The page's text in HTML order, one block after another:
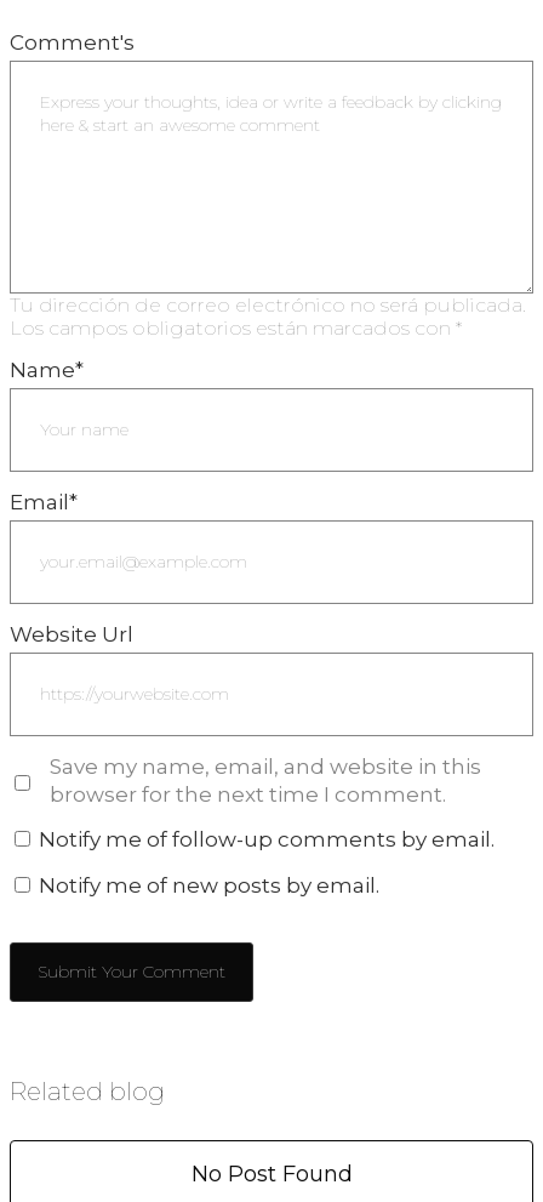
Tu dirección de correo electrónico no será publicada.
Los campos obligatorios están marcados con *
Comment's
Name*
Email *
Website Url
Save my name, email, and website in this
browser for the next time I comment.
Notify me of follow-up comments by email.
Notify me of new posts by email.
Related blog
No Post Found